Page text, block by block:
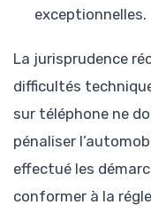
exceptionnelles.
La jurisprudence
difficultés
sur téléphone ne
pénaliser
effectué les
conformer à la